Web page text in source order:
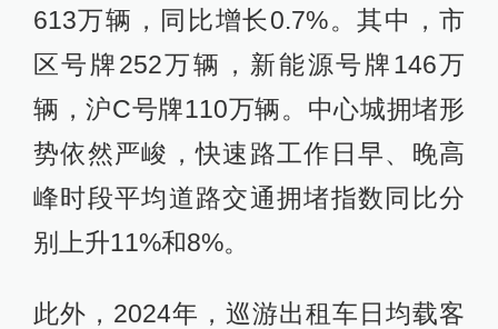
613万辆，同比增长0.7%。其中，市
区号牌252万辆，新能源号牌146万
辆，沪C号牌110万辆。中心城拥堵形
势依然严峻，快速路工作日早、晚高
峰时段平均道路交通拥堵指数同比分
别上升11%和8%。
此外，2024年，巡游出租车日均载客